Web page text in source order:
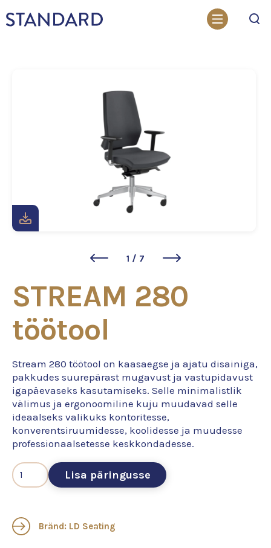
1 / 7
STREAM 280
töötool
Stream 280 töötool on kaasaegse ja ajatu disainiga,
pakkudes suurepärast mugavust ja vastupidavust
igapäevaseks kasutamiseks. Selle minimalistlik
välimus ja ergonoomiline kuju muudavad selle
ideaalseks valikuks kontoritesse,
konverentsiruumidesse, koolidesse ja muudesse
professionaalsetesse keskkondadesse.
Lisa päringusse
Bränd: LD Seating